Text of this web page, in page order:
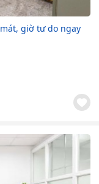
giờ tư do ngay